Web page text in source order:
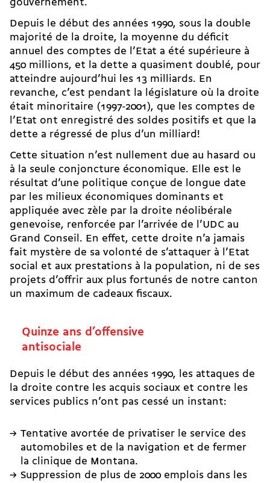
gouvernement.
Depuis le début des années 1990, sous la double
majorité de la droite, la moyenne du déficit
annuel des comptes de l’Etat a été supérieure à
450 millions, et la dette a quasiment doublé, pour
atteindre aujourd’hui les 13 milliards. En
revanche, c’est pendant la législature où la droite
était minoritaire (1997-2001), que les comptes de
l’Etat ont enregistré des soldes positifs et que la
dette a régressé de plus d’un milliard!
Cette situation n’est nullement due au hasard ou
à la seule conjoncture économique. Elle est le
résultat d’une politique conçue de longue date
par les milieux économiques dominants et
appliquée avec zèle par la droite néolibérale
genevoise, renforcée par l’arrivée de l’UDC au
Grand Conseil. En effet, cette droite n’a jamais
fait mystère de sa volonté de s’attaquer à l’Etat
social et aux prestations à la population, ni de ses
projets d’offrir aux plus fortunés de notre canton
un maximum de cadeaux fiscaux.
Quinze ans d’offensive
antisociale
Depuis le début des années 1990, les attaques de
la droite contre les acquis sociaux et contre les
services publics n’ont pas cessé un instant:
Tentative avortée de privatiser le service des
automobiles et de la navigation et de fermer
la clinique de Montana.
Suppression de plus de 2000 emplois dans les